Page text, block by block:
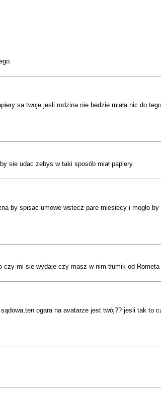
sa twoje jesli rodzina nie bedzie miała nic do
sie udac zebys w taki sposób miał papiery
by spisac umowe wstecz pare miesiecy i mogło
mi sie wydaje czy masz w nim tłumik od Rometa
ogara na avatarze jest twój?? jesli tak to